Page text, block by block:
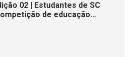
02 | Estudantes de SC
de educação